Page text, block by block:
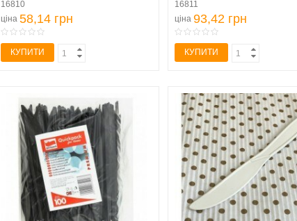
16810
ціна 58,14 грн
КУПИТИ
16811
ціна 93,42 грн
КУПИТИ